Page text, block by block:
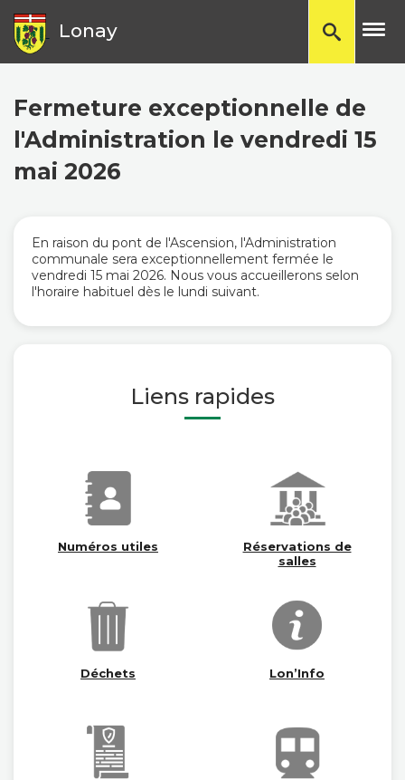
Lonay
Fermeture exceptionnelle de
l'Administration le vendredi 15
mai 2026
En raison du pont de l'Ascension, l'Administration
communale sera exceptionnellement fermée le
vendredi 15 mai 2026. Nous vous accueillerons selon
l'horaire habituel dès le lundi suivant.
Liens rapides
Numéros utiles
Réservations de
salles
Déchets Lon’Info